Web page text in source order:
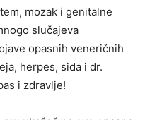
mozak i genitalne
slučajeva
opasnih veneričnih
herpes, sida i dr.
i zdravlje!